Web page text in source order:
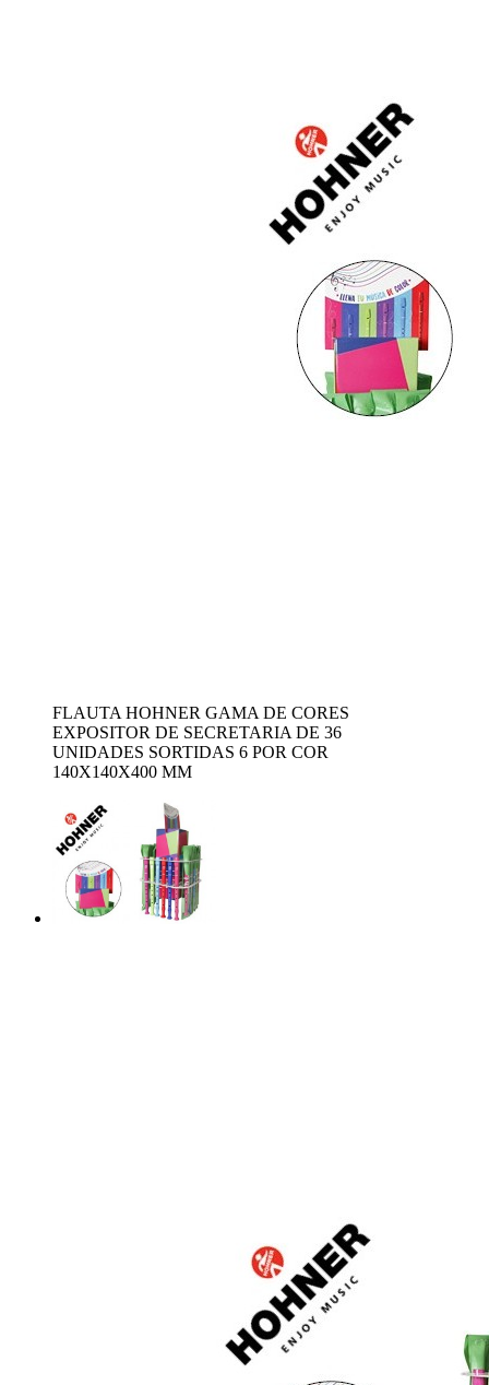
FLAUTA HOHNER GAMA DE CORES
EXPOSITOR DE SECRETARIA DE 36
UNIDADES SORTIDAS 6 POR COR
140X140X400 MM